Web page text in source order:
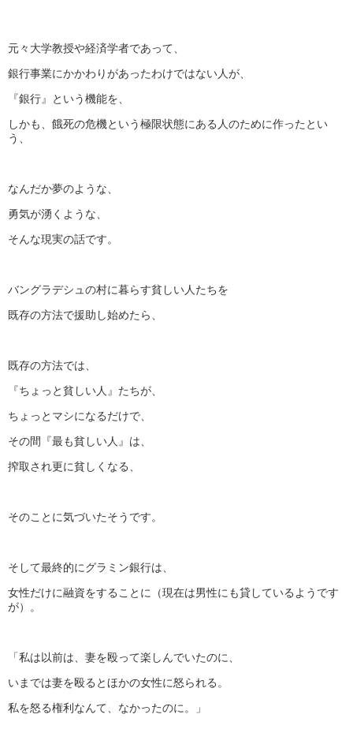
元々大学教授や経済学者であって、
銀行事業にかかわりがあったわけではない人が、
『銀行』という機能を、
しかも、餓死の危機という極限状態にある人のために作ったとい
う、
なんだか夢のような、
勇気が湧くような、
そんな現実の話です。
バングラデシュの村に暮らす貧しい人たちを
既存の方法で援助し始めたら、
既存の方法では、
『ちょっと貧しい人』たちが、
ちょっとマシになるだけで、
その間『最も貧しい人』は、
搾取され更に貧しくなる、
そのことに気づいたそうです。
そして最終的にグラミン銀行は、
女性だけに融資をすることに（現在は男性にも貸しているようです
が）。
「私は以前は、妻を殴って楽しんでいたのに、
いまでは妻を殴るとほかの女性に怒られる。
私を怒る権利なんて、なかったのに。」